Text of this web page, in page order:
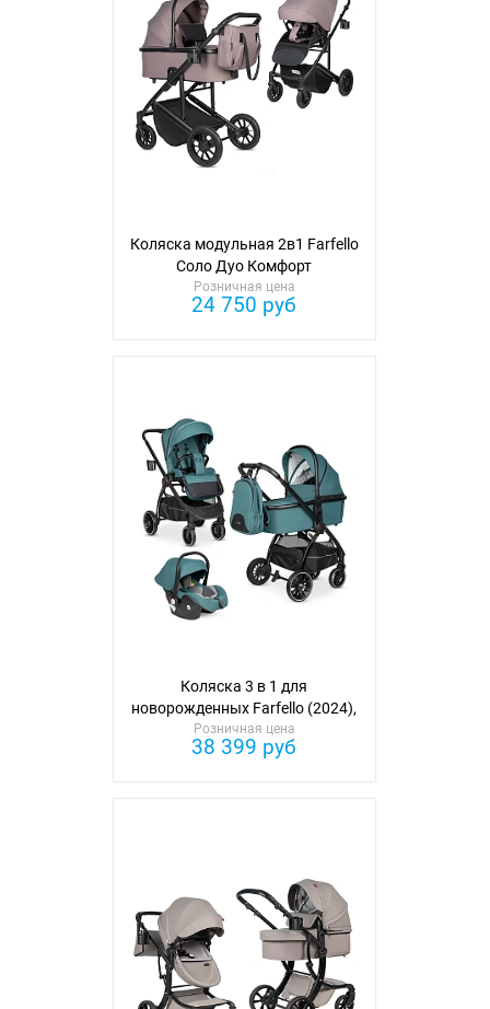
Коляска модульная 2в1 Farfello
Соло Дуо Комфорт
Розничная цена
24 750 руб
Коляска 3 в 1 для
новорожденных Farfello (2024),
арт. CML
Розничная цена
38 399 руб